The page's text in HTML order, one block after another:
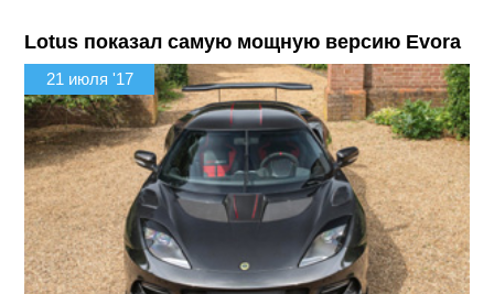
Lotus показал самую мощную версию Evora
21 июля '17